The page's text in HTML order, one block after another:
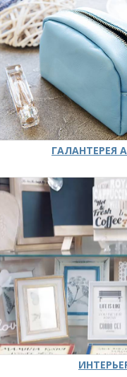
ГАЛАНТЕРЕЯ